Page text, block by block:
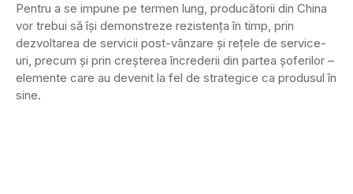
Pentru a se impune pe termen lung, producătorii din China
vor trebui să își demonstreze rezistența în timp, prin
dezvoltarea de servicii post-vânzare și rețele de service-
uri, precum și prin creșterea încrederii din partea șoferilor –
elemente care au devenit la fel de strategice ca produsul în
sine.